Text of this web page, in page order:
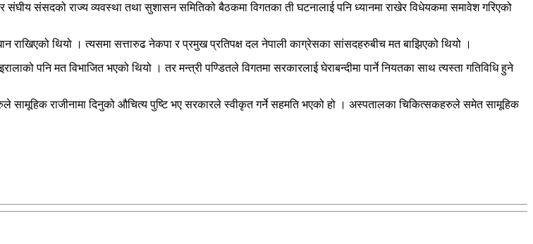
संसदको राज्य व्यवस्था तथा सुशासन समितिको बैठकमा विगतका ती घटनालाई पनि ध्यानमा राखेर विधेयकमा समावेश गरिएको
राखिएको थियो । त्यसमा सत्तारुढ नेकपा र प्रमुख प्रतिपक्ष दल नेपाली काग्रेसका सांसदहरुबीच मत बाझिएको थियो ।
पनि मत विभाजित भएको थियो । तर मन्त्री पण्डितले विगतमा सरकारलाई घेराबन्दीमा पार्ने नियतका साथ त्यस्ता गतिविधि हुने
सामूहिक राजीनामा दिनुको औचित्य पुष्टि भए सरकारले स्वीकृत गर्ने सहमति भएको हो । अस्पतालका चिकित्सकहरुले समेत सामूहिक